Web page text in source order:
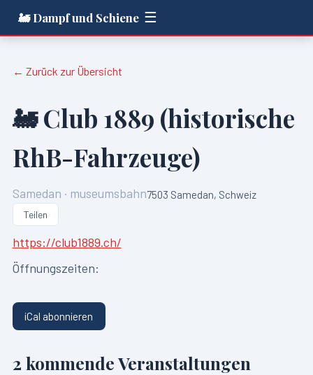
🚂 Dampf und Schiene ☰
← Zurück zur Übersicht
🚂 Club 1889 (historische
RhB-Fahrzeuge)
Samedan · museumsbahn7503 Samedan, Schweiz
Teilen
https://club1889.ch/
Öffnungszeiten:
iCal abonnieren
2 kommende Veranstaltungen